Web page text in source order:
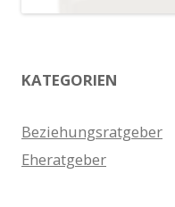
KATEGORIEN
Beziehungsratgeber
Eheratgeber